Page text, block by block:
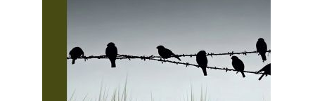
MON PETIT ÉDITEUR